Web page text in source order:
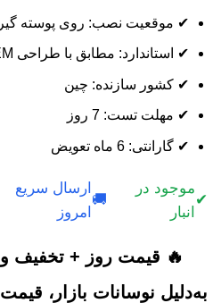
✔ موقعیت نصب: روی پوسته
✔ استاندارد: مطابق با طراحی OEM
✔ کشور سازنده: چین
✔ مهلت تست: 7 روز
✔ گارانتی: 6 ماه تعویض
✔
موجود در
انبار
🚚
ارسال سریع
امروز
🔥 قیمت روز + تخفیف
به‌دلیل نوسانات بازار،